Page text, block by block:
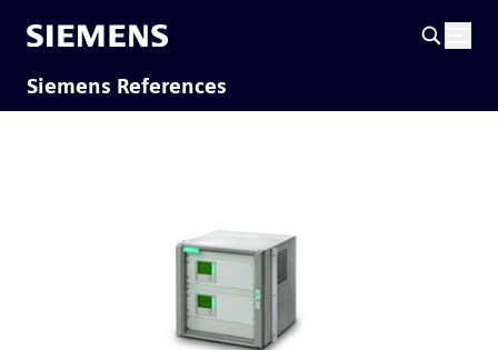
Siemens References